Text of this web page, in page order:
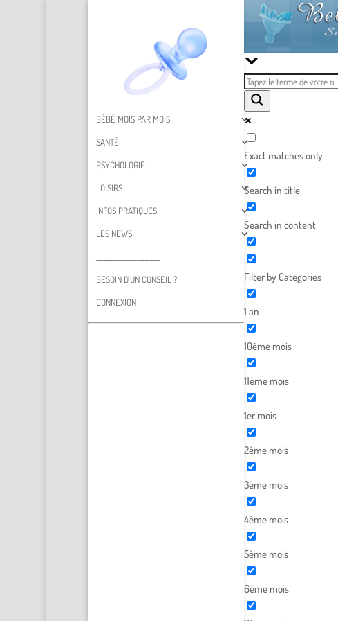
BÉBÉ MOIS PAR MOIS
SANTÉ
PSYCHOLOGIE
LOISIRS
INFOS PRATIQUES
LES NEWS
BESOIN D’UN CONSEIL ?
CONNEXION
Exact matches only
Search in title
Search in content
Filter by Categories
1 an
10ème mois
11ème mois
1er mois
2ème mois
3ème mois
4ème mois
5ème mois
6ème mois